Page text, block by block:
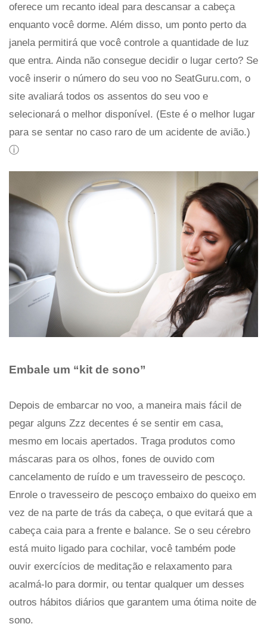
oferece um recanto ideal para descansar a cabeça
enquanto você dorme. Além disso, um ponto perto da
janela permitirá que você controle a quantidade de luz
que entra. Ainda não consegue decidir o lugar certo? Se
você inserir o número do seu voo no SeatGuru.com, o
site avaliará todos os assentos do seu voo e
selecionará o melhor disponível. (Este é o melhor lugar
para se sentar no caso raro de um acidente de avião.)
ⓘ
Embale um “kit de sono”
Depois de embarcar no voo, a maneira mais fácil de
pegar alguns Zzz decentes é se sentir em casa,
mesmo em locais apertados. Traga produtos como
máscaras para os olhos, fones de ouvido com
cancelamento de ruído e um travesseiro de pescoço.
Enrole o travesseiro de pescoço embaixo do queixo em
vez de na parte de trás da cabeça, o que evitará que a
cabeça caia para a frente e balance. Se o seu cérebro
está muito ligado para cochilar, você também pode
ouvir exercícios de meditação e relaxamento para
acalmá-lo para dormir, ou tentar qualquer um desses
outros hábitos diários que garantem uma ótima noite de
sono.